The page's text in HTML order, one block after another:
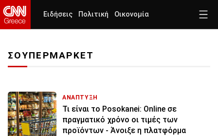
Ειδήσεις Πολιτική Οικονομία
ΣΟΥΠΕΡΜΑΡΚΕΤ
ΑΝΑΠΤΥΞΗ
Τι είναι το Posokanei: Online σε
πραγματικό χρόνο οι τιμές των
προϊόντων - Άνοιξε η πλατφόρμα